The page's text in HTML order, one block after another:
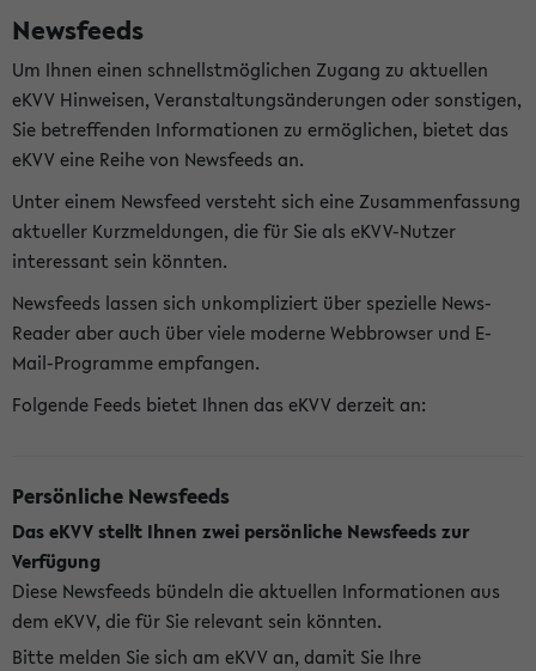
Newsfeeds
Um Ihnen einen schnellstmöglichen Zugang zu aktuellen
eKVV Hinweisen, Veranstaltungsänderungen oder sonstigen,
Sie betreffenden Informationen zu ermöglichen, bietet das
eKVV eine Reihe von Newsfeeds an.
Unter einem Newsfeed versteht sich eine Zusammenfassung
aktueller Kurzmeldungen, die für Sie als eKVV-Nutzer
interessant sein könnten.
Newsfeeds lassen sich unkompliziert über spezielle News-
Reader aber auch über viele moderne Webbrowser und E-
Mail-Programme empfangen.
Folgende Feeds bietet Ihnen das eKVV derzeit an:
Persönliche Newsfeeds
Das eKVV stellt Ihnen zwei persönliche Newsfeeds zur
Verfügung
Diese Newsfeeds bündeln die aktuellen Informationen aus
dem eKVV, die für Sie relevant sein könnten.
Bitte melden Sie sich am eKVV an, damit Sie Ihre